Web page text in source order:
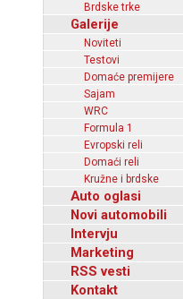
Brdske trke
Galerije
Noviteti
Testovi
Domaće premijere
Sajam
WRC
Formula 1
Evropski reli
Domaći reli
Kružne i brdske
Auto oglasi
Novi automobili
Intervju
Marketing
RSS vesti
Kontakt